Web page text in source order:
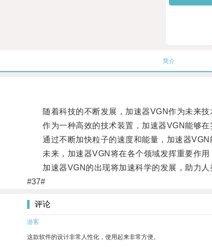
简介
随着科技的不断发展，加速器VGN作为未来技
作为一种高效的技术装置，加速器VGN能够在
通过不断加快粒子的速度和能量，加速器VGN
未来，加速器VGN将在各个领域发挥重要作用
加速器VGN的出现将加速科学的发展，助力人
#37#
评论
游客
这款软件的设计非常人性化，使用起来非常方便。